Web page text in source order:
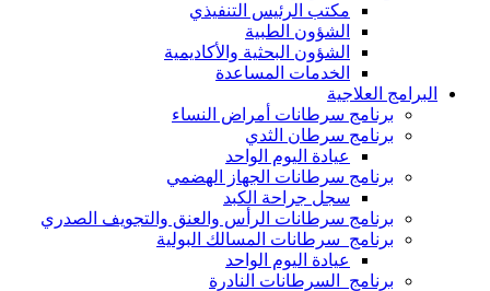
مكتب الرئيس التنفيذي
الشؤون الطبية
الشؤون البحثية والأكاديمية
الخدمات المساعدة
البرامج العلاجية
برنامج سرطانات أمراض النساء
برنامج سرطان الثدي
عيادة اليوم الواحد
برنامج سرطانات الجهاز الهضمي
سجل جراحة الكبد
برنامج سرطانات الرأس والعنق والتجويف الصدري
برنامج سرطانات المسالك البولية
عيادة اليوم الواحد
برنامج السرطانات النادرة